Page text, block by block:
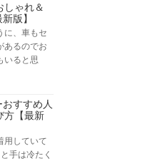
しゃれ＆
版】
に、車もセ
あるのでお
いると思
すすめ人
方【最新
用していて
手は冷たく